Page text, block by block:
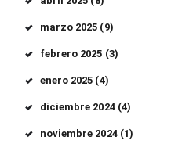
marzo 2025 (9)
febrero 2025 (3)
enero 2025 (4)
diciembre 2024(4)
noviembre 2024(1)